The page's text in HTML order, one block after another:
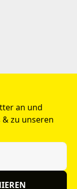
an und
zu unseren